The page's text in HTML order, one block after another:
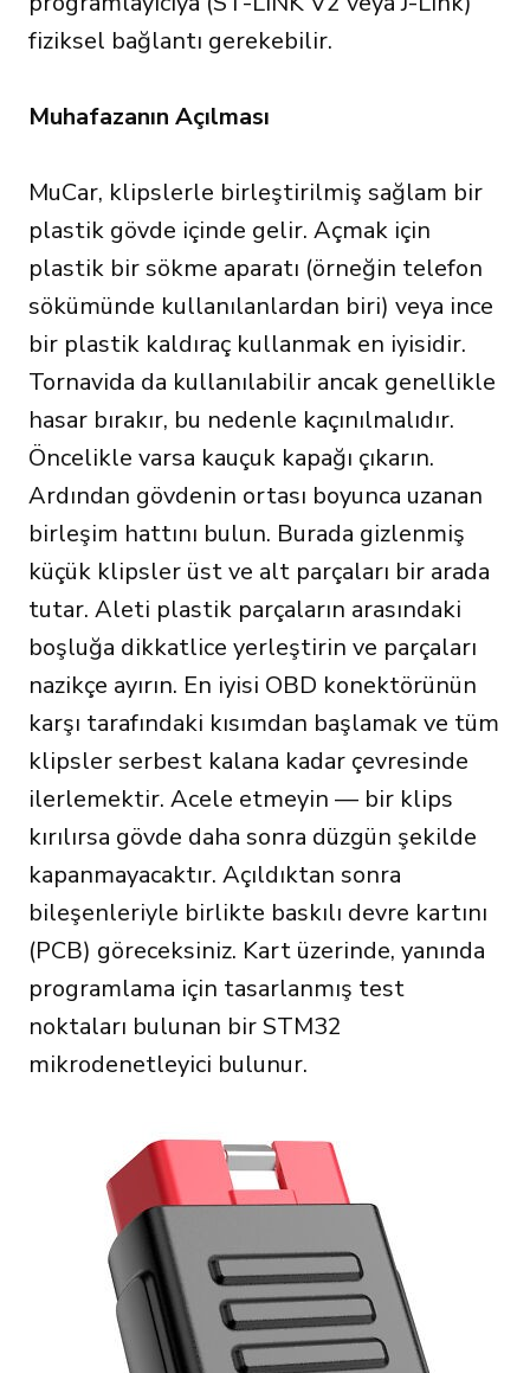
fiziksel bağlantı gerekebilir.
Muhafazanın Açılması
MuCar, klipslerle birleştirilmiş sağlam bir
plastik gövde içinde gelir. Açmak için
plastik bir sökme aparatı (örneğin telefon
sökümünde kullanılanlardan biri) veya ince
bir plastik kaldıraç kullanmak en iyisidir.
Tornavida da kullanılabilir ancak genellikle
hasar bırakır, bu nedenle kaçınılmalıdır.
Öncelikle varsa kauçuk kapağı çıkarın.
Ardından gövdenin ortası boyunca uzanan
birleşim hattını bulun. Burada gizlenmiş
küçük klipsler üst ve alt parçaları bir arada
tutar. Aleti plastik parçaların arasındaki
boşluğa dikkatlice yerleştirin ve parçaları
nazikçe ayırın. En iyisi OBD konektörünün
karşı tarafındaki kısımdan başlamak ve tüm
klipsler serbest kalana kadar çevresinde
ilerlemektir. Acele etmeyin — bir klips
kırılırsa gövde daha sonra düzgün şekilde
kapanmayacaktır. Açıldıktan sonra
bileşenleriyle birlikte baskılı devre kartını
(PCB) göreceksiniz. Kart üzerinde, yanında
programlama için tasarlanmış test
noktaları bulunan bir STM32
mikrodenetleyici bulunur.